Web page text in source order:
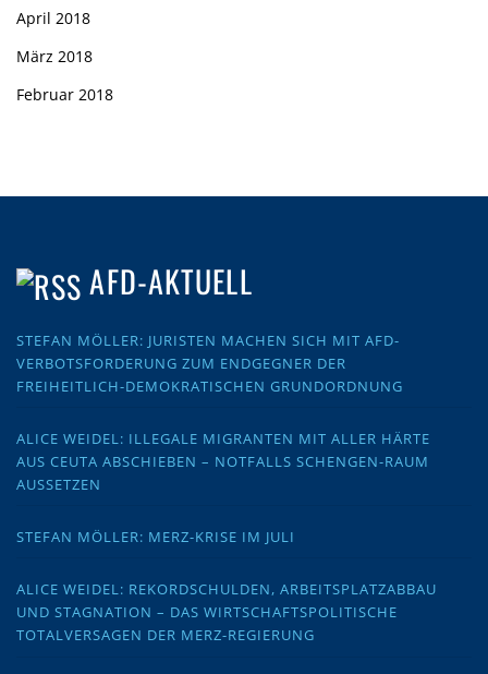
April 2018
März 2018
Februar 2018
AFD-AKTUELL
STEFAN MÖLLER: JURISTEN MACHEN SICH MIT AFD-
VERBOTSFORDERUNG ZUM ENDGEGNER DER
FREIHEITLICH-DEMOKRATISCHEN GRUNDORDNUNG
ALICE WEIDEL: ILLEGALE MIGRANTEN MIT ALLER HÄRTE
AUS CEUTA ABSCHIEBEN – NOTFALLS SCHENGEN-RAUM
AUSSETZEN
STEFAN MÖLLER: MERZ-KRISE IM JULI
ALICE WEIDEL: REKORDSCHULDEN, ARBEITSPLATZABBAU
UND STAGNATION – DAS WIRTSCHAFTSPOLITISCHE
TOTALVERSAGEN DER MERZ-REGIERUNG